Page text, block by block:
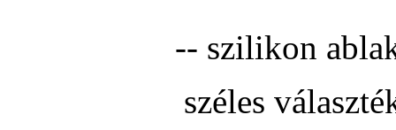
-- szilikon
széles